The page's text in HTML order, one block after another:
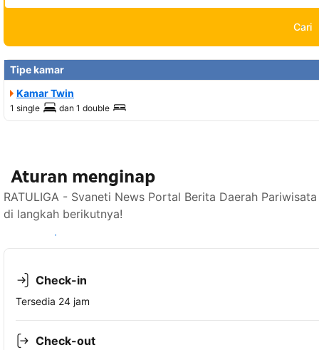
Cari
Tipe kamar
Kamar Twin
1 single dan 1 double
Aturan menginap
RATULIGA - Svaneti News Portal Berita Daerah
di langkah berikutnya!
Lihat ketersediaan
Check-in
Tersedia 24 jam
Check-out